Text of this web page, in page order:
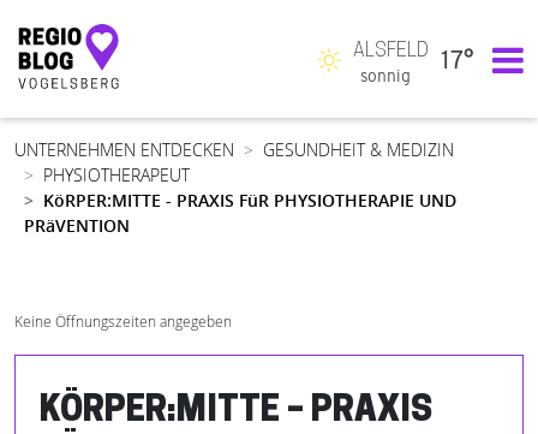
Hauptnavigation
ALSFELD
sonnig
17°
UNTERNEHMEN ENTDECKEN
GESUNDHEIT & MEDIZIN
PHYSIOTHERAPEUT
KöRPER:MITTE - PRAXIS FüR PHYSIOTHERAPIE UND
PRäVENTION
Keine Öffnungszeiten angegeben
KÖRPER:MITTE – PRAXIS